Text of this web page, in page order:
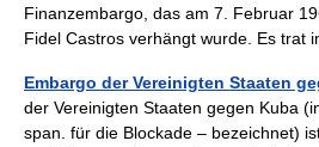
Finanzembargo, das am 7. Februar
Fidel Castros verhängt wurde. Es
Embargo der Vereinigten Staaten
der Vereinigten Staaten gegen Kuba
span. für die Blockade – bezeichnet)